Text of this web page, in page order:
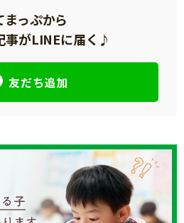
まっぷから
事がLINEに届く♪
友だち追加